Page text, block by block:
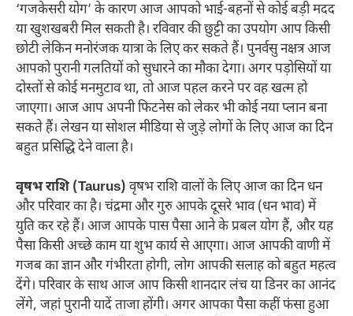
‘गजकेसरी योग’ के कारण आज आपको भाई-बहनों से कोई बड़ी मदद
या खुशखबरी मिल सकती है। रविवार की छुट्टी का उपयोग आप किसी
छोटी लेकिन मनोरंजक यात्रा के लिए कर सकते हैं। पुनर्वसु नक्षत्र आज
आपको पुरानी गलतियों को सुधारने का मौका देगा। अगर पड़ोसियों या
दोस्तों से कोई मनमुटाव था, तो आज पहल करने पर वह खत्म हो
जाएगा। आज आप अपनी फिटनेस को लेकर भी कोई नया प्लान बना
सकते हैं। लेखन या सोशल मीडिया से जुड़े लोगों के लिए आज का दिन
बहुत प्रसिद्धि देने वाला है।
वृषभ राशि (Taurus) वृषभ राशि वालों के लिए आज का दिन धन
और परिवार का है। चंद्रमा और गुरु आपके दूसरे भाव (धन भाव) में
युति कर रहे हैं। आज आपके पास पैसा आने के प्रबल योग हैं, और यह
पैसा किसी अच्छे काम या शुभ कार्य से आएगा। आज आपकी वाणी में
गजब का ज्ञान और गंभीरता होगी, लोग आपकी सलाह को बहुत महत्व
देंगे। परिवार के साथ आज आप किसी शानदार लंच या डिनर का आनंद
लेंगे, जहां पुरानी यादें ताजा होंगी। अगर आपका पैसा कहीं फंसा हुआ